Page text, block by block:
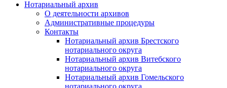
Нотариальный архив
О деятельности архивов
Административные процедуры
Контакты
Нотариальный архив Брестского
нотариального округа
Нотариальный архив Витебского
нотариального округа
Нотариальный архив Гомельского